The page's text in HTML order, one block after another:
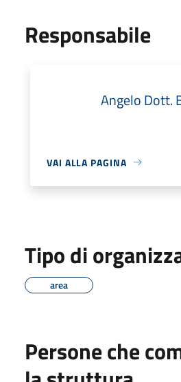
Responsabile
Angelo Dott.
VAI ALLA PAGINA
Tipo di
area
Persone che